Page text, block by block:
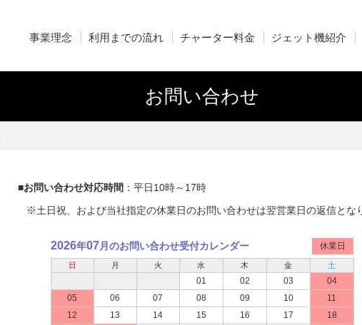
事業理念 利用までの流れ チャーター料金 ジェット機紹介
お問い合わせ
■お問い合わせ対応時間 ：平日10時～17時
土日祝、および当社指定の休業日のお問い合わせは翌営業日の返信とな
2026年07月のお問い合わせ受付カレンダー 休業日
日 月 火 水 木 金 土
01 02 03
04
05
06 07 08 09 10
11
12
13 14 15 16 17
18